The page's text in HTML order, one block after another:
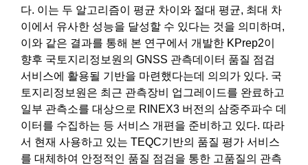
다. 이는 두 알고리즘이 평균 차이와 절대 평균, 최대 차
이에서 유사한 성능을 달성할 수 있다는 것을 의미하며,
이와 같은 결과를 통해 본 연구에서 개발한 KPrep2이
향후 국토지리정보원의 GNSS 관측데이터 품질 점검
서비스에 활용될 기반을 마련했다는데 의의가 있다. 국
토지리정보원은 최근 관측장비 업그레이드를 완료하고
일부 관측소를 대상으로 RINEX3 버전의 삼중주파수 데
이터를 수집하는 등 서비스 개편을 준비하고 있다. 따라
서 현재 사용하고 있는 TEQC기반의 품질 평가 서비스
를 대체하여 안정적인 품질 점검을 통한 고품질의 관측